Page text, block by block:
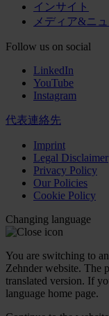
インサイト
メディア&ニ
Follow us on social
LinkedIn
YouTube
Instagram
代表連絡先
Imprint
Legal Disclaimer
Privacy Policy
Our Policies
Cookie Policy
Changing language
You are switching to
Zehnder website. The
translated version. If
language home page.